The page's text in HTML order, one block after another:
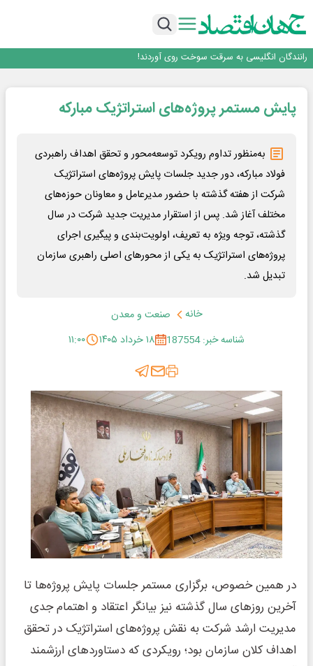
افزایش قیمت بلیت اتوبوس فصلی شد؟
رانندگان انگلیسی به سرقت سوخت روی آوردند!
روزنامه ۱۷ مرداد
افزایش قیمت بلیت اتوبوس فصلی شد؟
پایش مستمر پروژه‌های استراتژیک مبارکه
به‌منظور تداوم رویکرد توسعه‌محور و تحقق اهداف راهبردی
فولاد مبارکه، دور جدید جلسات پایش پروژه‌های استراتژیک
شرکت از هفته گذشته با حضور مدیرعامل و معاونان حوزه‌های
مختلف آغاز شد. پس از استقرار مدیریت جدید شرکت در سال
گذشته، توجه ویژه به تعریف، اولویت‌بندی و پیگیری اجرای
پروژه‌های استراتژیک به یکی از محورهای اصلی راهبری سازمان
تبدیل شد.
خانه
صنعت و معدن
شناسه خبر: 187554
۱۸ خرداد ۱۴۰۵ ۱۱:۰۰
در همین خصوص، برگزاری مستمر جلسات پایش پروژه‌ها تا
آخرین روزهای سال گذشته نیز بیانگر اعتقاد و اهتمام جدی
مدیریت ارشد شرکت به نقش پروژه‌های استراتژیک در تحقق
اهداف کلان سازمان بود؛ رویکردی که دستاوردهای ارزشمند